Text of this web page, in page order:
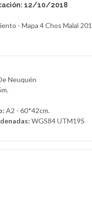
12/10/2018
- Mapa 4 Chos Malal
Neuquén
A2 - 60*42cm.
WGS84 UTM19S